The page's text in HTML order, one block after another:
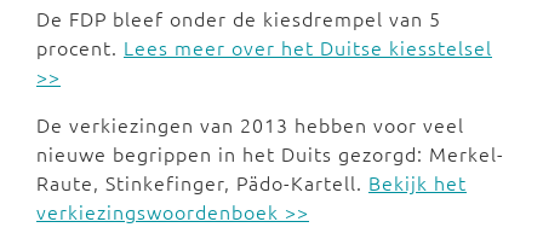
De FDP bleef onder de kiesdrempel van 5
procent. Lees meer over het Duitse kiesstelsel
>>
De verkiezingen van 2013 hebben voor veel
nieuwe begrippen in het Duits gezorgd: Merkel-
Raute, Stinkefinger, Pädo-Kartell. Bekijk het
verkiezingswoordenboek >>